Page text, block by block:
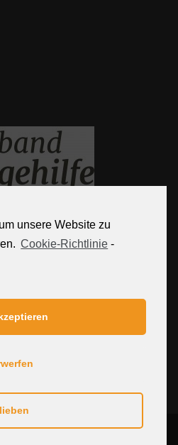
unsere Website zu
Cookie-Richtlinie -
Ergopraxis Kluge GbR